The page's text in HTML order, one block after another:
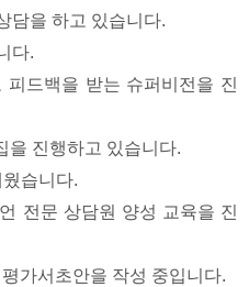
담을 하고 있습니다.
다.
드백을 받는 슈퍼비전을 진
을 진행하고 있습니다.
습니다.
전문 상담원 양성 교육을 진
가서초안을 작성 중입니다.